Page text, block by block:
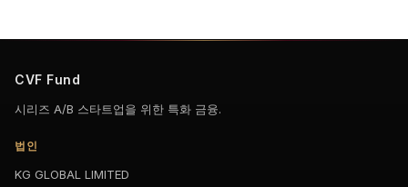
CVF Fund
시리즈 A/B 스타트업을 위한 특화 금융.
법인
KG GLOBAL LIMITED